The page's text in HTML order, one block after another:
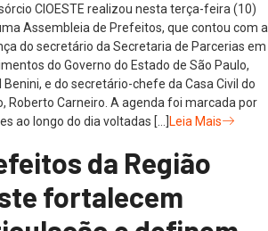
CIOESTE realizou nesta terça-feira (10)
Assembleia de Prefeitos, que contou com a
do secretário da Secretaria de Parcerias em
do Governo do Estado de São Paulo,
Benini, e do secretário-chefe da Casa Civil do
Roberto Carneiro. A agenda foi marcada por
ao longo do dia voltadas […]Leia Mais
da Região
fortalecem